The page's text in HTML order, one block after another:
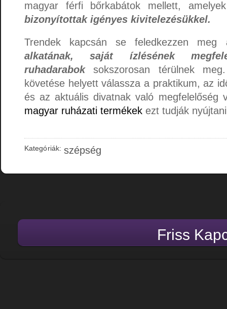
magyar férfi bőrkabátok mellett,
bizonyítottak igényes kivitelezésükkel.
Trendek kapcsán se feledkezzen
alkatának, saját ízlésének
ruhadaraboksokszorosan térülnek
követése helyett válassza a praktikum, az
és az aktuális divatnak való megfelelőség
magyar ruházati termékek ezt tudják
Kategóriák: szépség
Friss